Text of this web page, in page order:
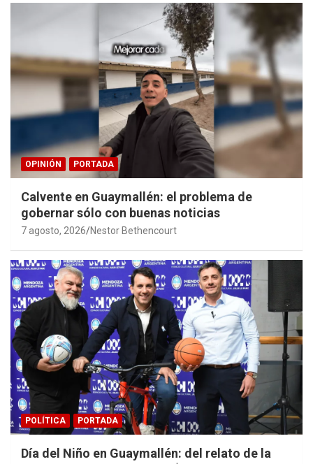
OPINIÓN PORTADA
Calvente en Guaymallén: el problema de
gobernar sólo con buenas noticias
7 agosto, 2026 Nestor Bethencourt
POLÍTICA PORTADA
Día del Niño en Guaymallén: del relato de la